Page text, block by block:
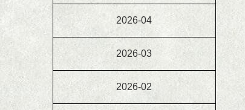
2026-04
2026-03
2026-02